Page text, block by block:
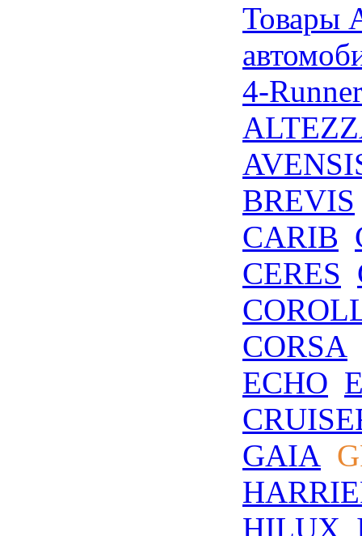
Товары
4-Runner
BREVIS
CARIB
CERES
CORSA
ECHO
GAIA
HILUX